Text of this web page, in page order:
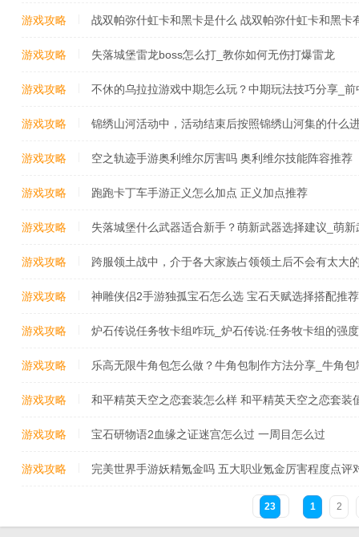
游戏攻略 战双帕弥什虹卡和黑卡是什么 战双帕弥什虹卡和黑卡
游戏攻略 失落城堡雷龙boss怎么打_教你如何无伤打爆雷龙
游戏攻略 不休的乌拉拉游戏中期怎么玩？中期玩法技巧分享_
游戏攻略 锦绣山河活动中，活动结束后按照锦绣山河集的什么
璧、限定称号、永久踢金毛犀坐骑、外装等高额大奖
日一题答案_赢取大量和氏璧、限定称号、永久【踢
游戏攻略 空之轨迹手游奥利维尔厉害吗 奥利维尔技能阵容推荐
游戏攻略 跑跑卡丁车手游正义怎么加点 正义加点推荐
游戏攻略 失落城堡什么武器适合新手？萌新武器选择建议_萌
游戏攻略 跨服领土战中，介于各大家族占领领土后不会有太大
么的选择上就显得尤为重要？新剑侠情缘手游09月03
战中,介于各大家族占领领土后不会有太大的变化,所以
游戏攻略 神雕侠侣2手游独孤宝石怎么选 宝石天赋选择搭配推
游戏攻略 炉石传说任务牧卡组咋玩_炉石传说:任务牧卡组的强
变大哥
游戏攻略 乐高无限牛角包怎么做？牛角包制作方法分享_牛角包
游戏攻略 和平精英天空之恋套装怎么样 和平精英天空之恋套装
游戏攻略 宝石研物语2血缘之证迷宫怎么过 一周目怎么过
游戏攻略 完美世界手游妖精氪金吗 五大职业氪金厉害程度点评
23 1 2